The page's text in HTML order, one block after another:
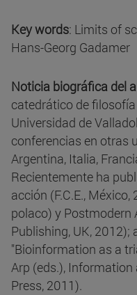
Key words: Limits of
Hans-Georg Gadamer
Noticia biográfica del
catedrático de
Universidad de
conferencias en otras
Argentina, Italia,
Recientemente ha
acción (F.C.E.,
polaco) y Postmodern
Publishing, UK, 2012);
"Bioinformation as a
Arp (eds.), Information
Press, 2011).